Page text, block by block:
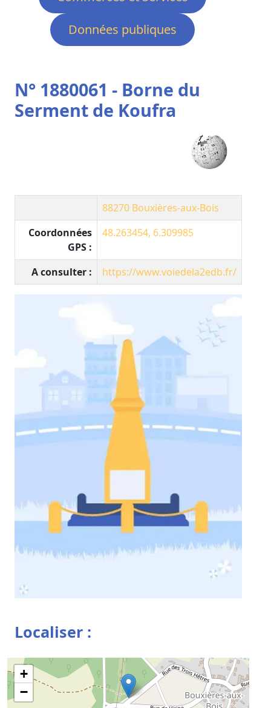
Données publiques
N° 1880061 - Borne du
Serment de Koufra
88270 Bouxières-aux-Bois
Coordonnées
GPS :
48.263454, 6.309985
A consulter : https://www.voiedela2edb.fr/
Localiser :
+
−